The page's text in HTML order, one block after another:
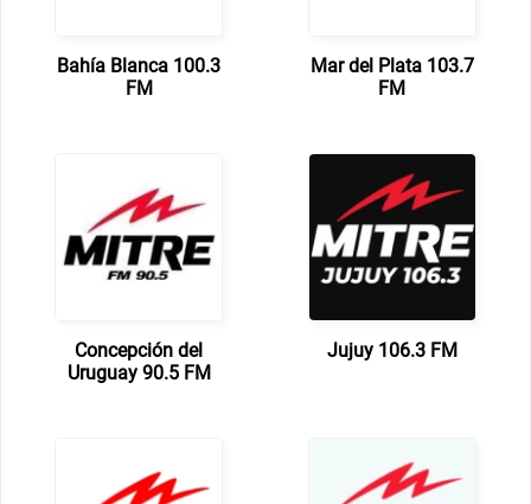
Bahía Blanca 100.3
FM
Mar del Plata 103.7
FM
Concepción del
Uruguay 90.5 FM
Jujuy 106.3 FM